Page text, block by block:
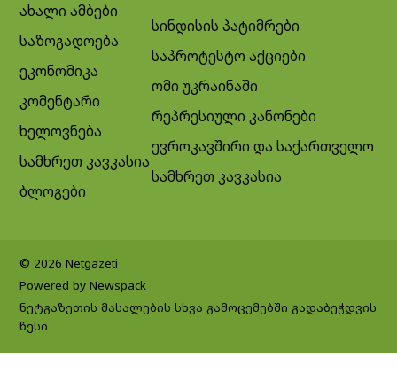
ახალი ამბები
საზოგადოება
ეკონომიკა
კომენტარი
ხელოვნება
სამხრეთ კავკასია
ბლოგები
სინდისის პატიმრები
საპროტესტო აქციები
ომი უკრაინაში
რეპრესიული კანონები
ევროკავშირი და საქართველო
სამხრეთ კავკასია
© 2026 Netgazeti
Powered by Newspack
ნეტგაზეთის მასალების სხვა გამოცემებში გადაბეჭდვის
წესი